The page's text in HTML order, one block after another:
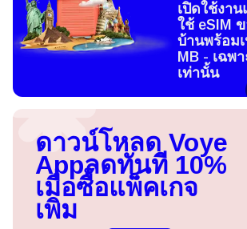
เปิดใช้งา
ใช้ eSIM
บ้านพร้อม
MB - เฉพ
เท่านั้น
ดาวน์โหลด Voye
Appลดทันที 10%
เมื่อซื้อแพ็คเกจ
เพิ่ม